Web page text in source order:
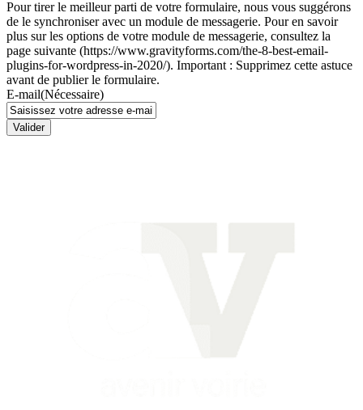
Pour tirer le meilleur parti de votre formulaire, nous vous suggérons
de le synchroniser avec un module de messagerie. Pour en savoir
plus sur les options de votre module de messagerie, consultez la
page suivante (https://www.gravityforms.com/the-8-best-email-
plugins-for-wordpress-in-2020/). Important : Supprimez cette astuce
avant de publier le formulaire.
E-mail(Nécessaire)
Valider